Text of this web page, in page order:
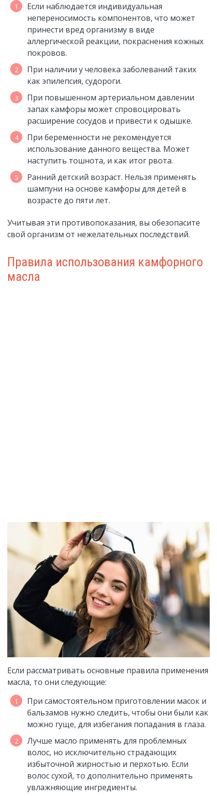
Если наблюдается индивидуальная
непереносимость компонентов, что может
принести вред организму в виде
аллергической реакции, покраснения кожных
покровов.
При наличии у человека заболеваний таких
как эпилепсия, судороги.
При повышенном артериальном давлении
запах камфоры может спровоцировать
расширение сосудов и привести к одышке.
При беременности не рекомендуется
использование данного вещества. Может
наступить тошнота, и как итог рвота.
Ранний детский возраст. Нельзя применять
шампуни на основе камфоры для детей в
возрасте до пяти лет.
Учитывая эти противопоказания, вы обезопасите
свой организм от нежелательных последствий.
Правила использования камфорного
масла
Если рассматривать основные правила применения
масла, то они следующие:
При самостоятельном приготовлении масок и
бальзамов нужно следить, чтобы они были как
можно гуще, для избегания попадания в глаза.
Лучше масло применять для проблемных
волос, но исключительно страдающих
избыточной жирностью и перхотью. Если
волос сухой, то дополнительно применять
увлажняющие ингредиенты.